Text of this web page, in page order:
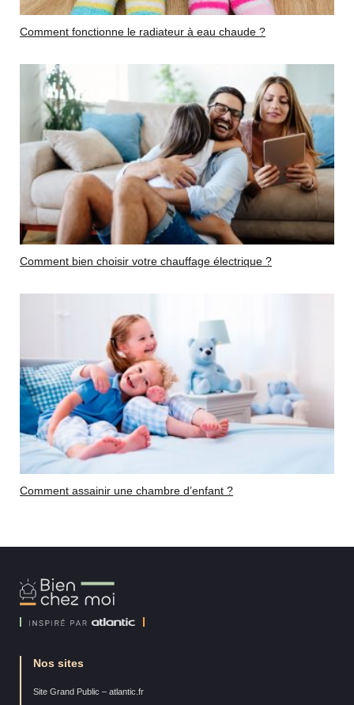
Comment fonctionne le radiateur à eau chaude ?
Comment bien choisir votre chauffage électrique ?
Comment assainir une chambre d’enfant ?
Bien
Chez
Nos sites
Site Grand Public – atlantic.fr